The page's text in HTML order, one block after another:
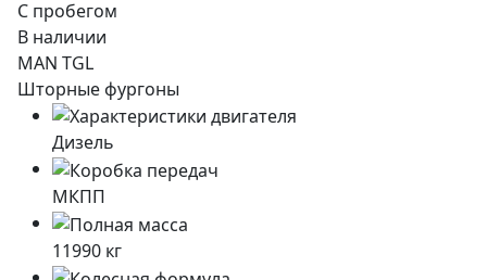
С пробегом
В наличии
MAN TGL
Шторные фургоны
Дизель
МКПП
11990 кг